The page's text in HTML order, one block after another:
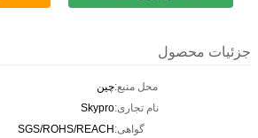
جزئیات محصول
محل منبع:چين
نام تجاری:Skypro
گواهی:SGS/ROHS/REACH